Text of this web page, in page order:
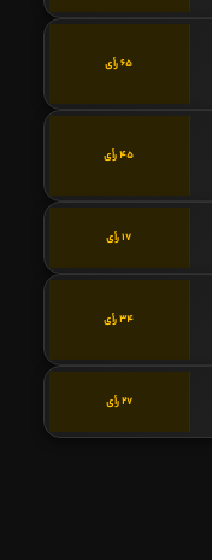
65 رأی
45 رأی
17 رأی
34 رأی
27 رأی